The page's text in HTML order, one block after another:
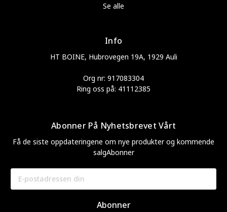
Se alle
Info
HT BOINE, Hubrovegen 19A, 1929 Auli
Org nr: 917083304
Ring oss på: 41112385
Abonner På Nyhetsbrevet Vårt
Få de siste oppdateringene om nye produkter og kommende
salgAbonner
postadresse